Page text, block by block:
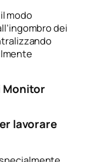
modo
dei
Monitor
lavorare